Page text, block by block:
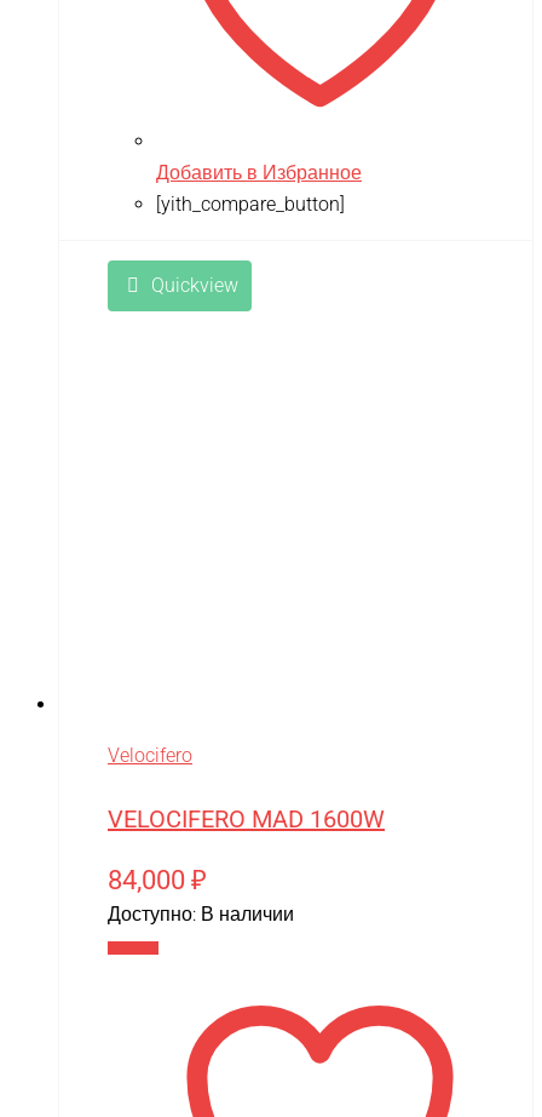
Добавить в Избранное
[yith_compare_button]
Quickview
Velocifero
VELOCIFERO MAD 1600W
84,000 ₽
Доступно: В наличии